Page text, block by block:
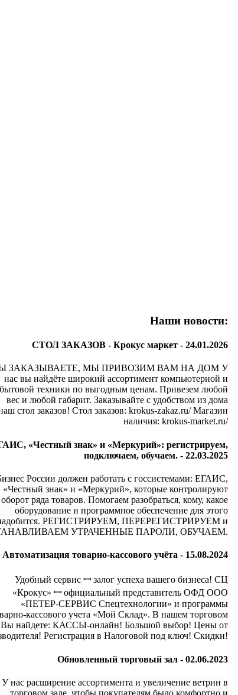
Наши новости:
СТОЛ ЗАКАЗОВ - Крокус маркет - 24.01.2026
ЗАКАЗЫВАЕТЕ, МЫ ПРИВОЗИМ ВАМ НА ДОМ У
нас вы найдёте широкий ассортимент компьютерной и
бытовой техники по выгодным ценам. Привезем любой
вес и любой габарит. Заказывайте с удобством из дома
стол заказов! Стол заказов: krokus-zakaz.ru/ Магазин
наличия: krokus-market.ru/
«Честный знак» и «Меркурий»: регистрируем,
подключаем, обучаем. - 22.03.2025
России должен работать с госсистемами: ЕГАИС,
«Честный знак» и «Меркурий», которые контролируют
оборот ряда товаров. Помогаем разобраться, кому, какое
оборудование и программное обеспечение для этого
РЕГИСТРИРУЕМ, ПЕРЕРЕГИСТРИРУЕМ и
УТРАЧЕННЫЕ ПАРОЛИ, ОБУЧАЕМ.
Автоматизация товарно-кассового учёта - 15.08.2024
Удобный сервис ꟷ залог успеха вашего бизнеса! СЦ
«Крокус» ꟷ официальный представитель ОФД ООО
«ПЕТЕР-СЕРВИС Спецтехнологии» и программы
кассового учета «Мой Склад». В нашем торговом
Вы найдете: КАССЫ-онлайн! Большой выбор! Цены от
Регистрация в Налоговой под ключ! Скидки!
Обновленный торговый зал - 02.06.2023
У нас расширение ассортимента и увеличение ветрин в
торговом зале, чтобы покупателям было комфортно и